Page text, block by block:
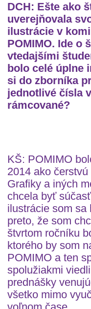
DCH: Ešte ako
uverejňovala
ilustrácie v
POMIMO. Ide o
vtedajšími
bolo celé úplne
si do zborníka
jednotlivé čísla
rámcované?
KŠ: POMIMO
2014 ako
Grafiky a iných
chcela byť
ilustrácie som sa
preto, že som
štvrtom ročníku
ktorého by som
POMIMO a ten
spolužiakmi
prednášky
všetko mimo